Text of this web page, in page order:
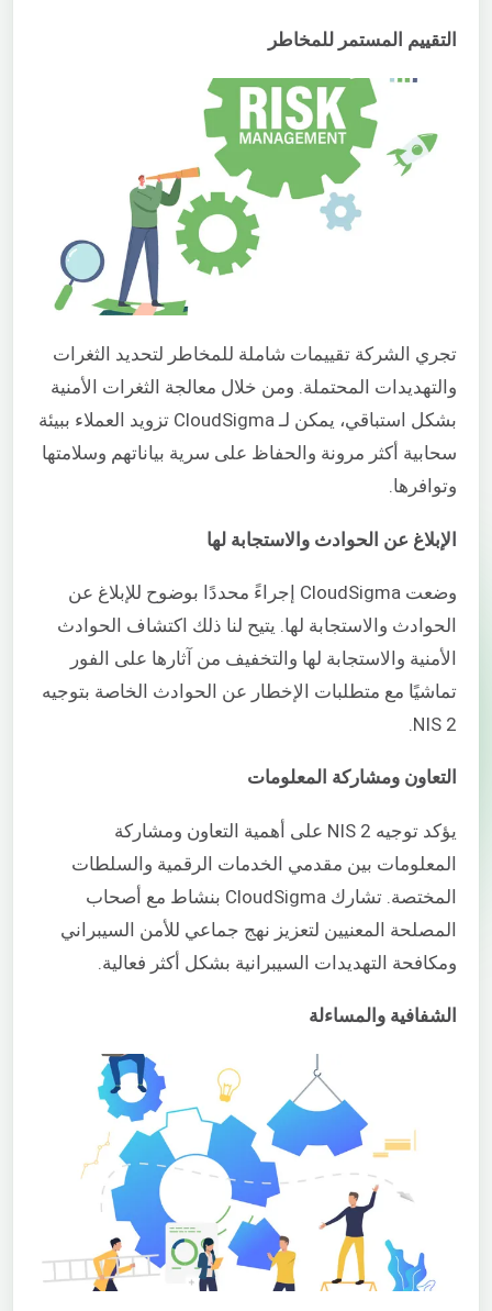
التقييم المستمر للمخاطر
تجري الشركة تقييمات شاملة للمخاطر لتحديد الثغرات
والتهديدات المحتملة. ومن خلال معالجة الثغرات الأمنية
بشكل استباقي، يمكن لـ CloudSigma تزويد العملاء ببيئة
سحابية أكثر مرونة والحفاظ على سرية بياناتهم وسلامتها
وتوافرها.
الإبلاغ عن الحوادث والاستجابة لها
وضعت CloudSigma إجراءً محددًا بوضوح للإبلاغ عن
الحوادث والاستجابة لها. يتيح لنا ذلك اكتشاف الحوادث
الأمنية والاستجابة لها والتخفيف من آثارها على الفور
تماشيًا مع متطلبات الإخطار عن الحوادث الخاصة بتوجيه
NIS 2.
التعاون ومشاركة المعلومات
يؤكد توجيه NIS 2 على أهمية التعاون ومشاركة
المعلومات بين مقدمي الخدمات الرقمية والسلطات
المختصة. تشارك CloudSigma بنشاط مع أصحاب
المصلحة المعنيين لتعزيز نهج جماعي للأمن السيبراني
ومكافحة التهديدات السيبرانية بشكل أكثر فعالية.
الشفافية والمساءلة